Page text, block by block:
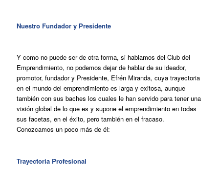
Nuestro Fundador y Presidente
Y como no puede ser de otra forma, si hablamos del Club del
Emprendimiento, no podemos dejar de hablar de su ideador,
promotor, fundador y Presidente, Efrén Miranda, cuya trayectoria
en el mundo del emprendimiento es larga y exitosa, aunque
también con sus baches los cuales le han servido para tener una
visión global de lo que es y supone el emprendimiento en todas
sus facetas, en el éxito, pero también en el fracaso.
Conozcamos un poco más de él:
Trayectoria Profesional